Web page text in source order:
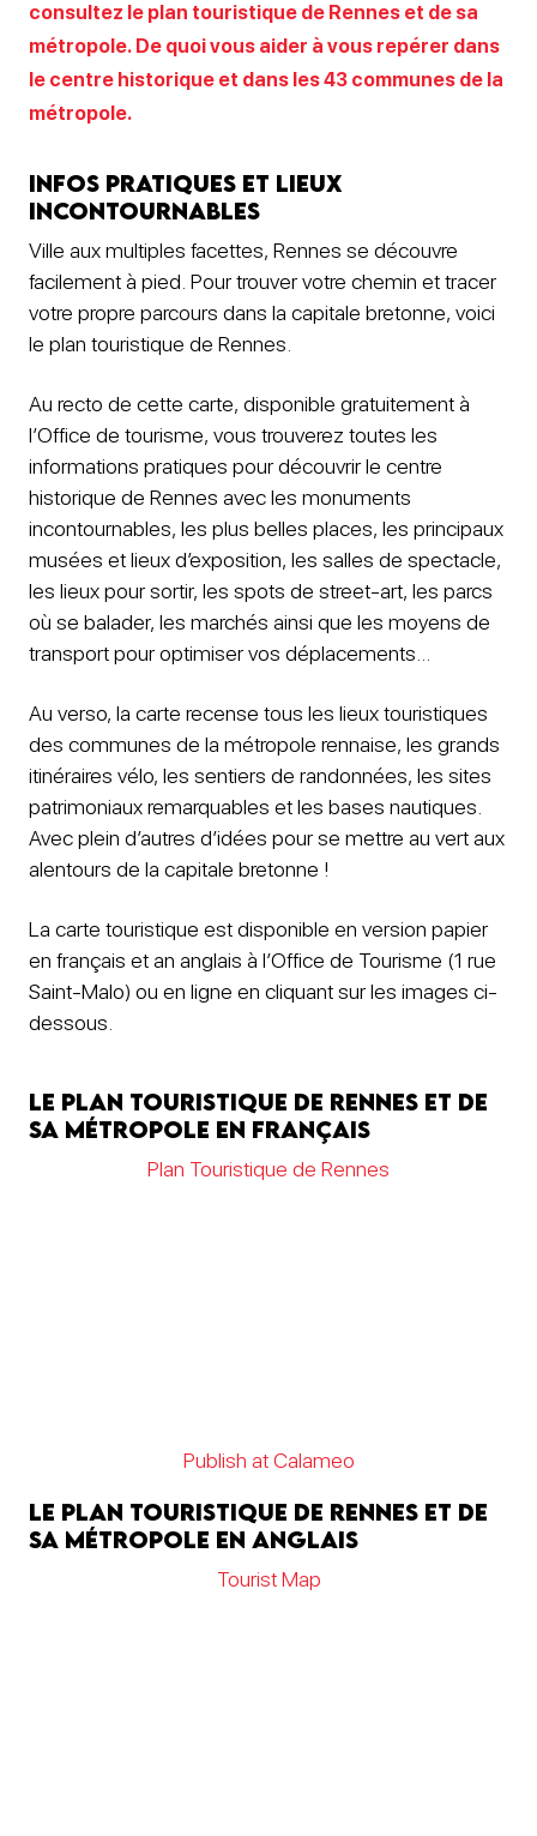
consultez le plan touristique de Rennes et de sa
métropole. De quoi vous aider à vous repérer dans
le centre historique et dans les 43 communes de la
métropole.
Infos pratiques et lieux
incontournables
Ville aux multiples facettes, Rennes se découvre
facilement à pied. Pour trouver votre chemin et tracer
votre propre parcours dans la capitale bretonne, voici
le plan touristique de Rennes.
Au recto de cette carte, disponible gratuitement à
l’Office de tourisme, vous trouverez toutes les
informations pratiques pour découvrir le centre
historique de Rennes avec les monuments
incontournables, les plus belles places, les principaux
musées et lieux d’exposition, les salles de spectacle,
les lieux pour sortir, les spots de street-art, les parcs
où se balader, les marchés ainsi que les moyens de
transport pour optimiser vos déplacements…
Au verso, la carte recense tous les lieux touristiques
des communes de la métropole rennaise, les grands
itinéraires vélo, les sentiers de randonnées, les sites
patrimoniaux remarquables et les bases nautiques.
Avec plein d’autres d’idées pour se mettre au vert aux
alentours de la capitale bretonne !
La carte touristique est disponible en version papier
en français et an anglais à l’Office de Tourisme (1 rue
Saint-Malo) ou en ligne en cliquant sur les images ci-
dessous.
Le plan touristique de Rennes et de
sa métropole en français
Plan Touristique de Rennes
Publish at Calameo
Le plan touristique de Rennes et de
sa métropole en anglais
Tourist Map